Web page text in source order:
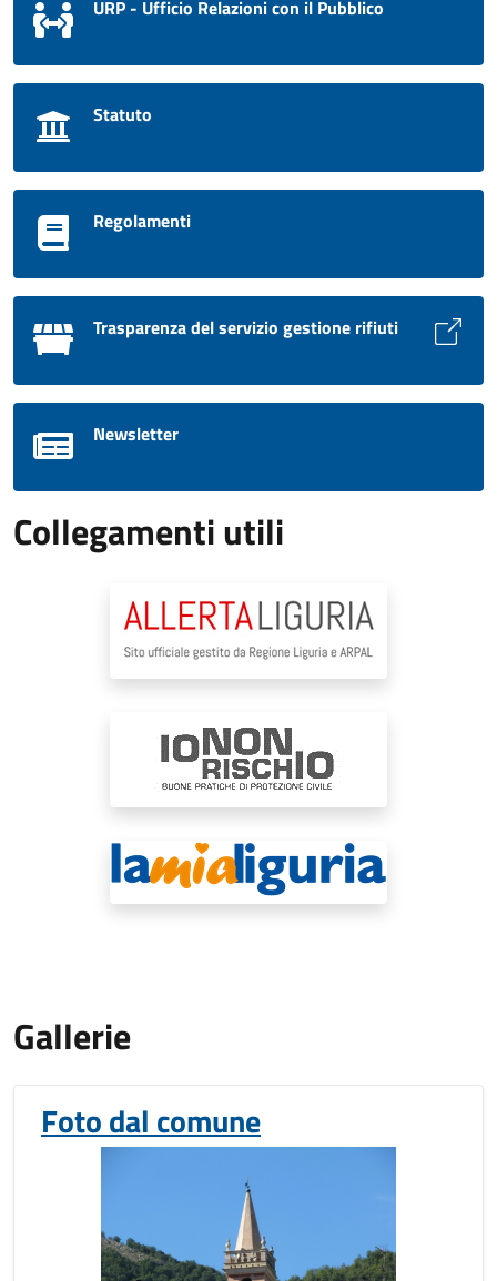
URP - Ufficio Relazioni con il Pubblico
Statuto
Regolamenti
Trasparenza del servizio gestione rifiuti
Newsletter
Collegamenti utili
Gallerie
Foto dal comune